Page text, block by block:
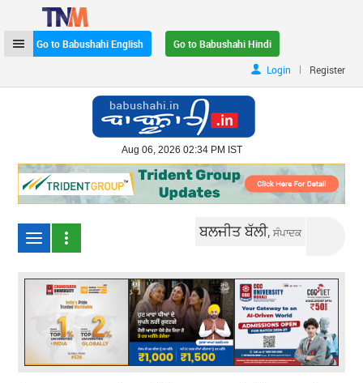
Go to Babushahi English
Go to Babushahi Hindi
Login
| Register
Aug 06, 2026 02:34 PM IST
ਬਲਜੀਤ ਬੱਲੀ,ਸੰਪਾਦਕ